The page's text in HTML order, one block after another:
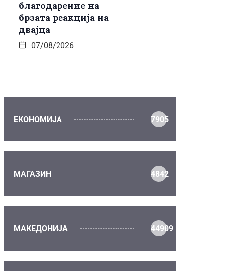
благодарение на
брзата реакција на
двајца
07/08/2026
ЕКОНОМИЈА 7905
МАГАЗИН 4842
МАКЕДОНИЈА 44909